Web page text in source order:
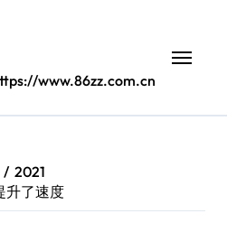
www.86zz.com.cn
2021
升了速度